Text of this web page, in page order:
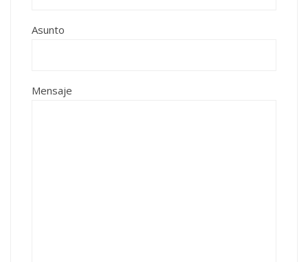
Asunto
Mensaje